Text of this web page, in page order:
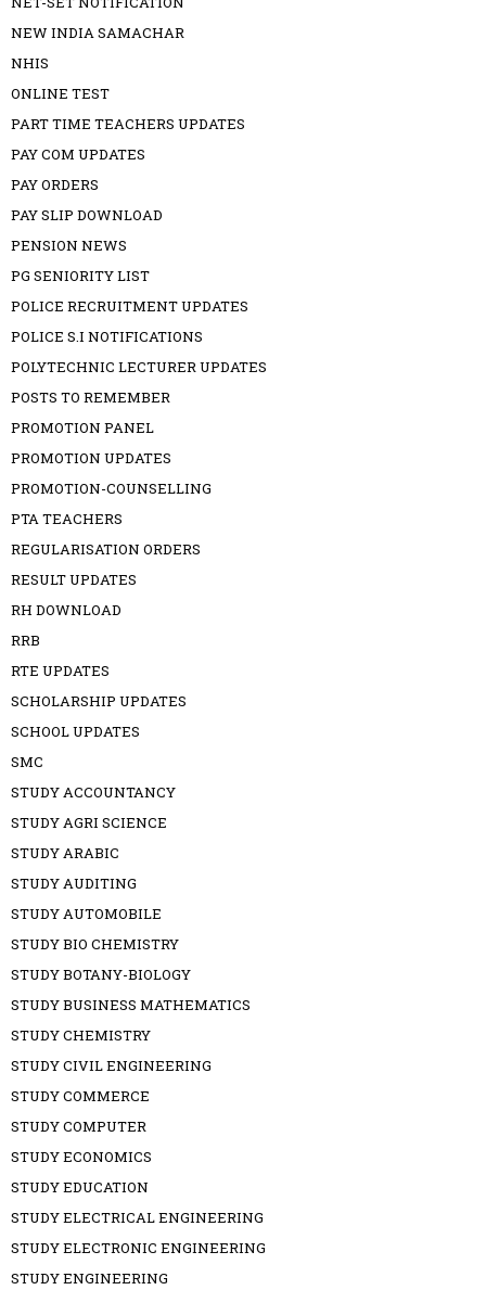
NEW INDIA SAMACHAR
NHIS
ONLINE TEST
PART TIME TEACHERS UPDATES
PAY COM UPDATES
PAY ORDERS
PAY SLIP DOWNLOAD
PENSION NEWS
PG SENIORITY LIST
POLICE RECRUITMENT UPDATES
POLICE S.I NOTIFICATIONS
POLYTECHNIC LECTURER UPDATES
POSTS TO REMEMBER
PROMOTION PANEL
PROMOTION UPDATES
PROMOTION-COUNSELLING
PTA TEACHERS
REGULARISATION ORDERS
RESULT UPDATES
RH DOWNLOAD
RRB
RTE UPDATES
SCHOLARSHIP UPDATES
SCHOOL UPDATES
SMC
STUDY ACCOUNTANCY
STUDY AGRI SCIENCE
STUDY ARABIC
STUDY AUDITING
STUDY AUTOMOBILE
STUDY BIO CHEMISTRY
STUDY BOTANY-BIOLOGY
STUDY BUSINESS MATHEMATICS
STUDY CHEMISTRY
STUDY CIVIL ENGINEERING
STUDY COMMERCE
STUDY COMPUTER
STUDY ECONOMICS
STUDY EDUCATION
STUDY ELECTRICAL ENGINEERING
STUDY ELECTRONIC ENGINEERING
STUDY ENGINEERING